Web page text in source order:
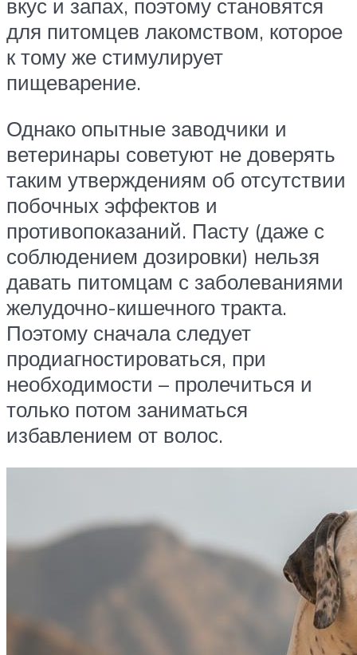
вкус и запах, поэтому становятся
для питомцев лакомством, которое
к тому же стимулирует
пищеварение.
Однако опытные заводчики и
ветеринары советуют не доверять
таким утверждениям об отсутствии
побочных эффектов и
противопоказаний. Пасту (даже с
соблюдением дозировки) нельзя
давать питомцам с заболеваниями
желудочно-кишечного тракта.
Поэтому сначала следует
продиагностироваться, при
необходимости – пролечиться и
только потом заниматься
избавлением от волос.